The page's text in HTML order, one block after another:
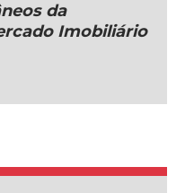
da
Imobiliário